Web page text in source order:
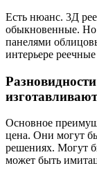
Есть нюанс. 3Д
обыкновенные. Но
панелями
интерьере
Основное
цена. Они могут
решениях. Могут
может быть